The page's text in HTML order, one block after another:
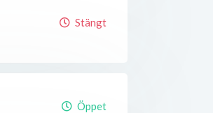
Stängt
Öppet